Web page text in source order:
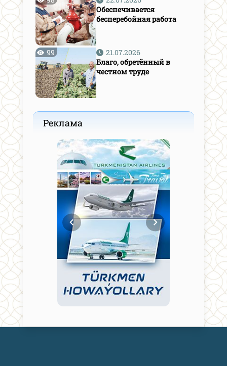
Обеспечивается
бесперебойная работа
99
21.07.2026
Благо, обретённый в
честном труде
Реклама